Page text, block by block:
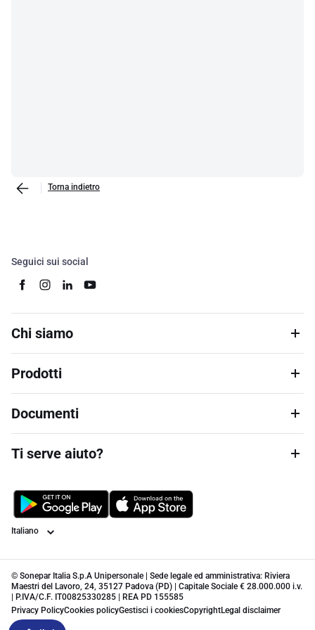
Torna indietro
Seguici sui social
Chi siamo
Prodotti
Documenti
Ti serve aiuto?
Lingua
© Sonepar Italia S.p.A Unipersonale | Sede legale ed amministrativa: Riviera
Maestri del Lavoro, 24, 35127 Padova (PD) | Capitale Sociale € 28.000.000 i.v.
| P.IVA/C.F. IT00825330285 | REA PD 155585
Privacy PolicyCookies policyGestisci i cookiesCopyrightLegal disclaimer